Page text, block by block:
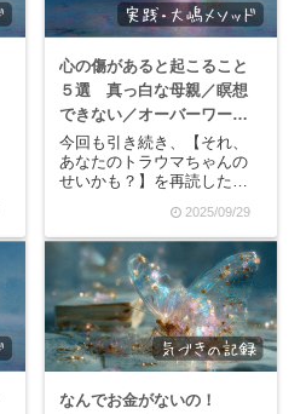
心の傷があると起こること
５選 真っ白な母親／瞑想
できない／オーバーワーク
／肝心な場面で力が抜ける
／親の心配
今回も引き続き、【それ、
あなたのトラウマちゃんの
せいかも？】を再読した気
す。読むたびに新しい発見
があるので、何度読んでも
新鮮です。心の傷がある
と、そこから起こる不具合
を自覚できないことが多い
です。なので、何回トラウ
マち...
2025/09/29
なんでお金がないの！